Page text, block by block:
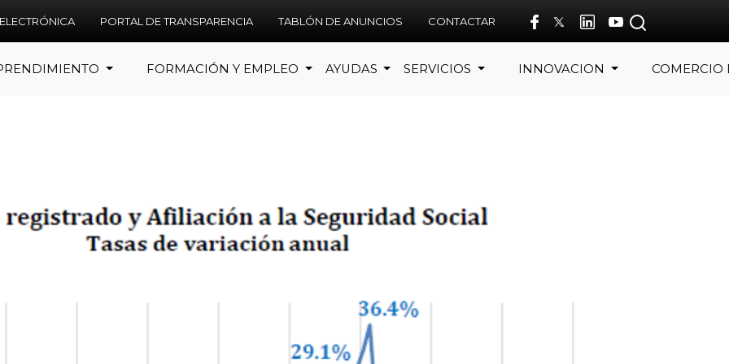
PORTAL DE TRANSPARENCIA TABLÓN DE ANUNCIOS CONTACTAR
FORMACIÓN Y EMPLEO AYUDAS SERVICIOS INNOVACION COMERCIO